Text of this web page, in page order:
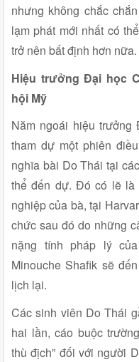
nhưng không chắc
lạm phát mới nhất có
trở nên bất định hơn nữa.
Hiệu trưởng Đại học
hội Mỹ
Năm ngoái hiệu
tham dự một phiên
nghĩa bài Do Thái tại
thể đến dự. Đó có lẽ là
nghiệp của bà, tại
chức sau đó do những
nặng tính pháp lý
Minouche Shafik sẽ
lịch lại.
Các sinh viên Do Thái
hai lần, cáo buộc
thù địch” đối với người